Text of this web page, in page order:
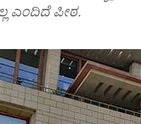
ಎಂದಿದೆ ಪೀಠ.